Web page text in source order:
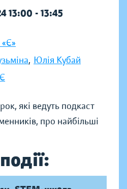
13:00 - 13:45
, Юлія Кубай
які ведуть подкаст
про найбільші